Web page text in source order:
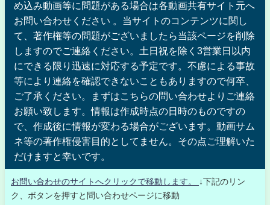
め込み動画等に問題がある場合は各動画共有サイト元へ
お問い合わせください 。当サイトのコンテンツに関し
て、著作権等の問題がございましたら当該ページを削除
しますのでご連絡ください。土日祝を除く3営業日以内
にできる限り迅速に対応する予定です。不慮による事故
等により連絡を確認できないこともありますので何卒、
ご了承ください。まずはこちらの問い合わせよりご連絡
お願い致します。情報は作成時点の日時のものですの
で、作成後に情報が変わる場合がございます。動画サム
ネ等の著作権侵害目的としてません。その点ご理解いた
だけますと幸いです。
お問い合わせのサイトへクリックで移動します。
↓下記のリン
ク、ボタンを押すと問い合わせページに移動